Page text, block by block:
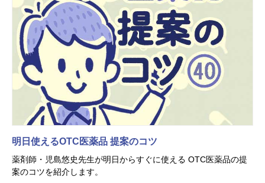
明日使えるOTC医薬品 提案のコツ
薬剤師・児島悠史先生が明日からすぐに使える OTC医薬品の提
案のコツを紹介します。